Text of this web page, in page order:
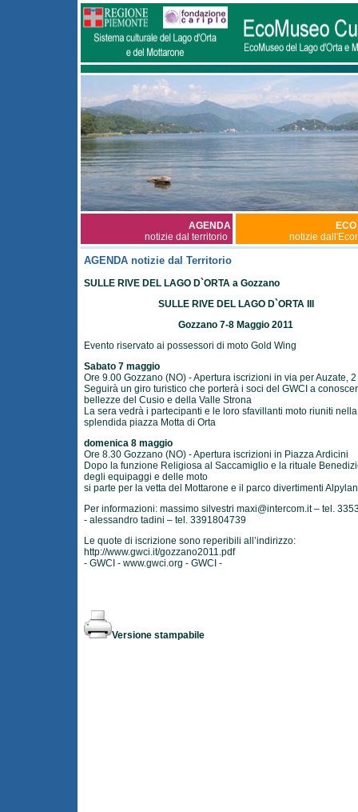
AGENDA
notizie dal territorio
notizie
AGENDA notizie dal Territorio
SULLE RIVE DEL LAGO D`ORTA a Gozzano
SULLE RIVE DEL LAGO D`ORTA III
Gozzano 7-8 Maggio 2011
Evento riservato ai possessori di moto Gold Wing
Sabato 7 maggio
Ore 9.00 Gozzano (NO) - Apertura iscrizioni in via per Auzate, 2
Seguirà un giro turistico che porterà i soci del GWCI a
bellezze del Cusio e della Valle Strona
La sera vedrà i partecipanti e le loro sfavillanti moto riuniti nella
splendida piazza Motta di Orta
domenica 8 maggio
Ore 8.30 Gozzano (NO) - Apertura iscrizioni in Piazza Ardicini
Dopo la funzione Religiosa al Saccamiglio e la rituale
degli equipaggi e delle moto
si parte per la vetta del Mottarone e il parco divertimenti
Per informazioni: massimo silvestri maxi@intercom.it– tel.
- alessandro tadini – tel. 3391804739
Le quote di iscrizione sono reperibili all’indirizzo:
http://www.gwci.it/gozzano2011.pdf
- GWCI - www.gwci.org - GWCI -
Versione stampabile